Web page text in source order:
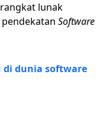
lunak
Software
di dunia software